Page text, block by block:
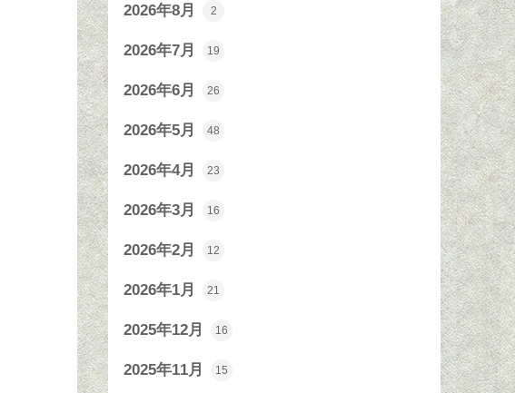
2026年8月 2
2026年7月 19
2026年6月 26
2026年5月 48
2026年4月 23
2026年3月 16
2026年2月 12
2026年1月 21
2025年12月 16
2025年11月 15